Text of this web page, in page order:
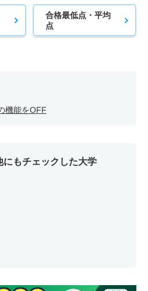
合格最低点・平均
点
機能をOFF
にもチェックした大学